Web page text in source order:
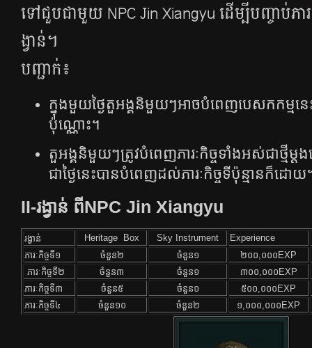
ទៅ​ជួប​ជា​មួយ​​​ NPC Jin Xiangyu ដើម្បី​បញ្ចាប់​
ង្វាន់​។
បញ្ជាក់៖
ក្នុងមួយថ្ងៃតួអង្គនិមួយៗអាចបំពេញបេសកកម្មន
ប៉ុណ្ណោះ។
តួអង្គ​​និមួយៗ​ត្រូវ​បំពេញ​ភារៈ​កិច្ច​ទាំង​អស់​ជា​ថ្មី​ម្តង​
ជា​ថ្ងៃ​នេះ​បាន​បំពេញ​ដល់​ភារៈកិច្ច​ទី​ប៉ុន្មាន​ក៏​ដោយ​
II-រង្វាន់ ពី​​​NPC Jin Xiangyu
រង្វាន់ Heritage Box Sky Instrument Experience
ភារៈកិច្ចទី១
ចំនួន២ ចំនួន១
២០០,០០០​EXP
ភារៈកិច្ចទី២
ចំនួន៣ ចំនួន១
៣០០,០០០​EXP
ភារៈកិច្ចទី៣
ចំនួន៥ ចំនួន១
៥០០,០០០​EXP
ភារៈកិច្ចទី៤
ចំនួន១០ ចំនួន២ ១,០០០,០០០​EXP